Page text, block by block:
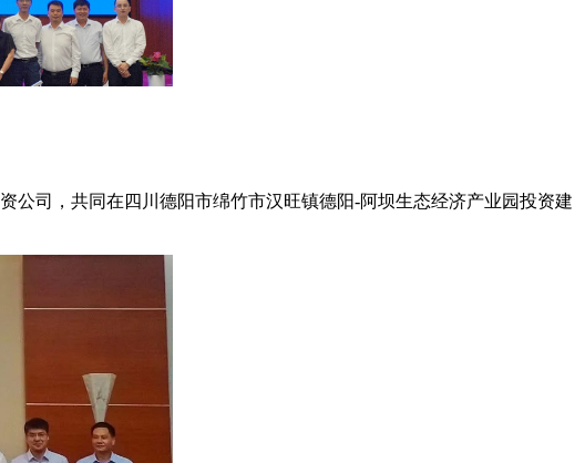
公司，共同在四川德阳市绵竹市汉旺镇德阳-阿坝生态经济产业园投资建